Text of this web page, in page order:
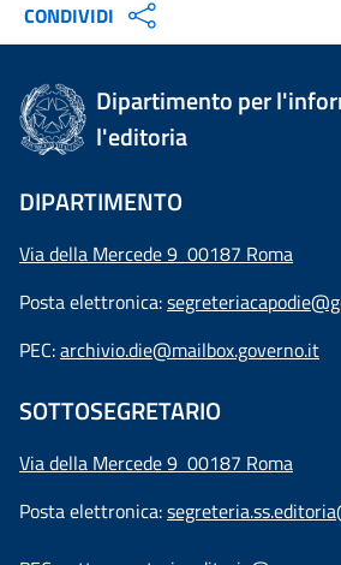
CONDIVIDI
Dipartimento per
l'editoria
DIPARTIMENTO
Via della Mercede 9 00187 Roma
Posta elettronica:
PEC:archivio.die@mailbox.governo.it
SOTTOSEGRETARIO
Via della Mercede 9 00187 Roma
Posta elettronica: